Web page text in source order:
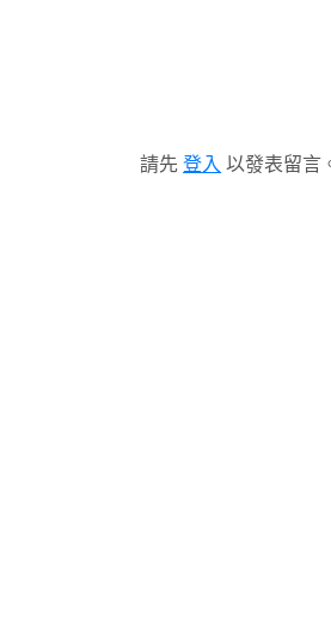
請先 登入 以發表留言